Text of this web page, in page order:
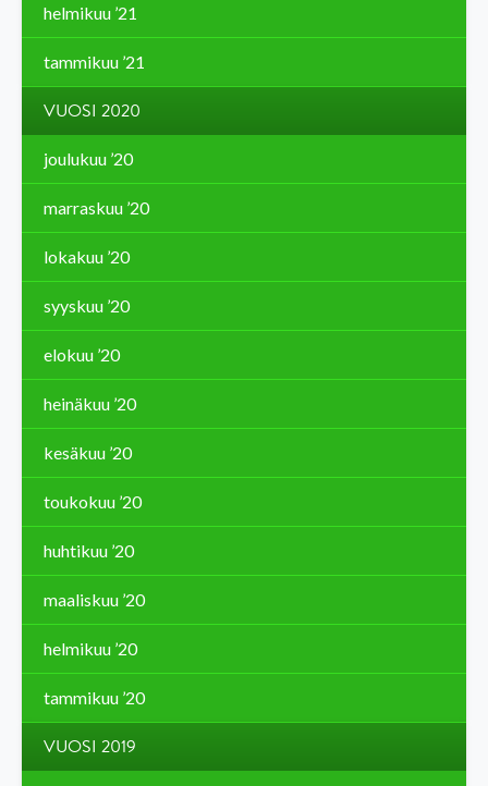
helmikuu ’21
tammikuu ’21
VUOSI 2020
joulukuu ’20
marraskuu ’20
lokakuu ’20
syyskuu ’20
elokuu ’20
heinäkuu ’20
kesäkuu ’20
toukokuu ’20
huhtikuu ’20
maaliskuu ’20
helmikuu ’20
tammikuu ’20
VUOSI 2019